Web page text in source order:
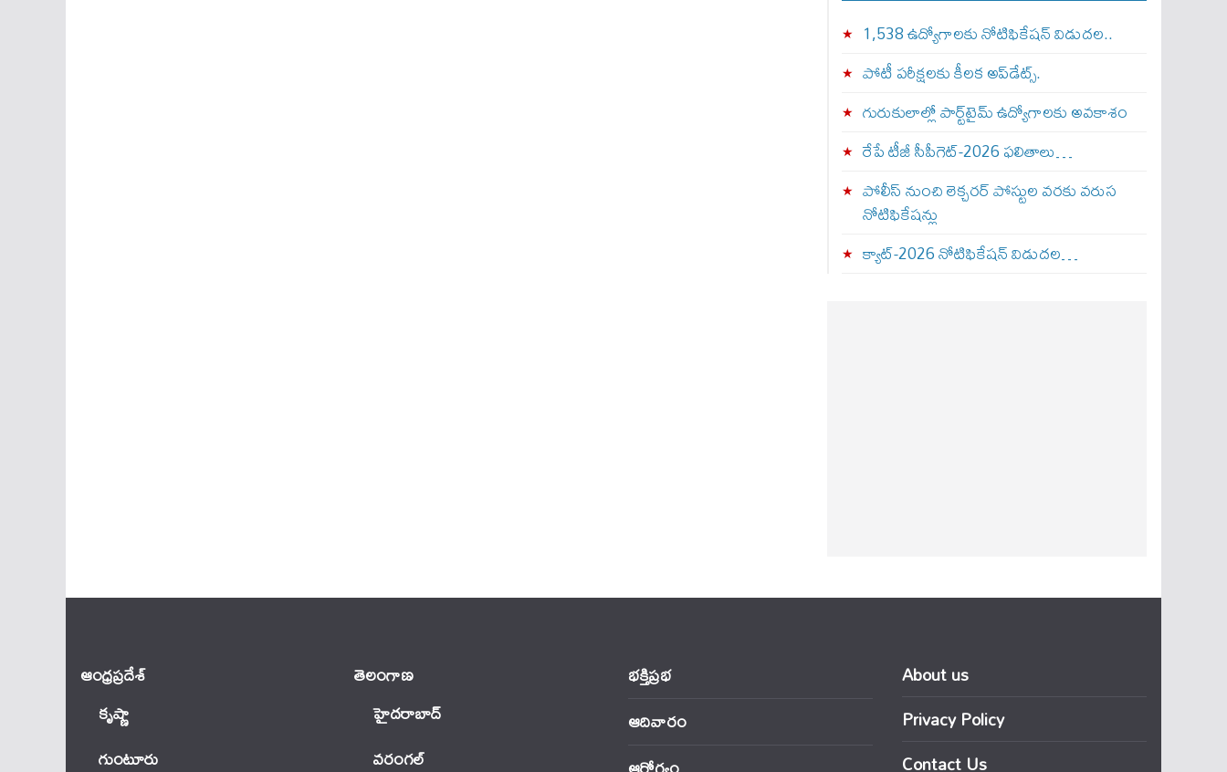
1,538 ఉద్యోగాలకు నోటిఫికేషన్ విడుదల..
పోటీ పరీక్షలకు కీలక అప్‌డేట్స్.
గురుకులాల్లో పార్ట్‌టైమ్ ఉద్యోగాలకు అవకాశం
రేపే టీజీ సీపీగెట్‌-2026 ఫలితాలు…
పోలీస్ నుంచి లెక్చరర్ పోస్టుల వరకు వరుస
నోటిఫికేషన్లు
క్యాట్-2026 నోటిఫికేషన్ విడుదల…
ఆంధ్ర‌ప్ర‌దేశ్
కృష్ణా
గుంటూరు
తెలంగాణ‌
హైదరాబాద్
వ‌రంగ‌ల్
భక్తిప్రభ
ఆదివారం
About us
Privacy Policy
Contact Us